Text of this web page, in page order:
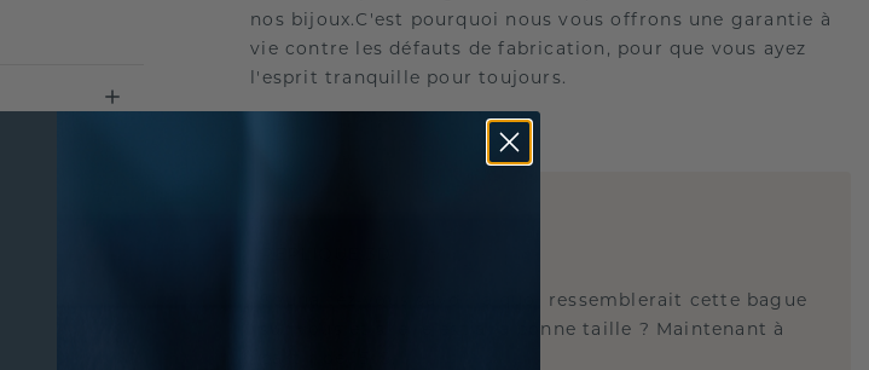
nos bijoux.C'est pourquoi nous vous offrons une garantie à
vie contre les défauts de fabrication, pour que vous ayez
l'esprit tranquille pour toujours.
Souhaitez-vous savoir à quoi ressemblerait cette bague
sur vous et si elle est à la bonne taille ? Maintenant à